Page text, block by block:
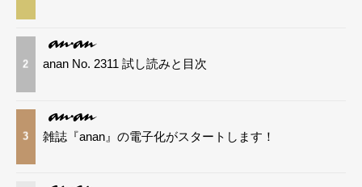
2 anan No. 2311 試し読みと目次
3 雑誌『anan』の電子化がスタートします！